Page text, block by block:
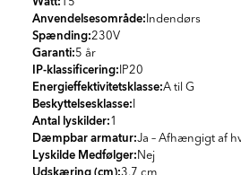
Anvendelsesområde: Indendørs
Spænding:230V
Garanti:5 år
IP-klassificering: IP20
Energieffektivitetsklasse:A til G
Beskyttelsesklasse:
Antal lyskilder:1
Dæmpbar armatur:Ja – Afhængigt af
Lyskilde Medfølger: Nej